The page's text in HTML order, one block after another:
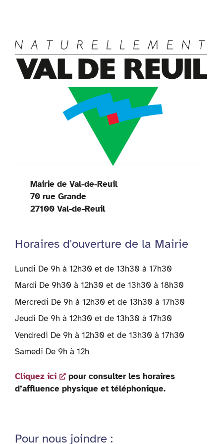
Mairie de Val-de-Reuil
70 rue Grande
27100 Val-de-Reuil
Horaires d'ouverture de la Mairie
Lundi De 9h à 12h30 et de 13h30 à 17h30
Mardi De 9h30 à 12h30 et de 13h30 à 18h30
Mercredi De 9h à 12h30 et de 13h30 à 17h30
Jeudi De 9h à 12h30 et de 13h30 à 17h30
Vendredi De 9h à 12h30 et de 13h30 à 17h30
Samedi De 9h à 12h
Cliquez ici
pour consulter les horaires
d’affluence physique et téléphonique.
Pour nous joindre :